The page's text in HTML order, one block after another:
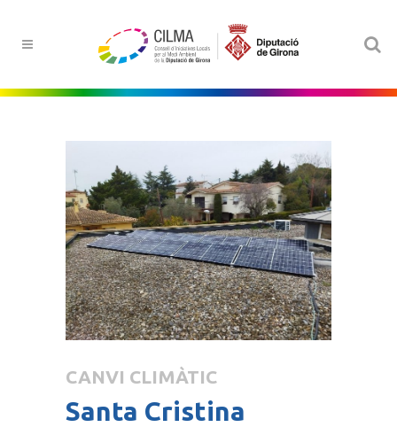
CANVI CLIMÀTIC
Santa Cristina